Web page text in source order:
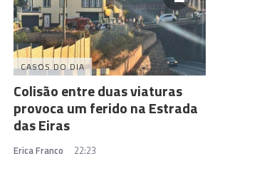
CASOS DO DIA
Colisão entre duas viaturas
provoca um ferido na Estrada
das Eiras
Erica Franco 22:23